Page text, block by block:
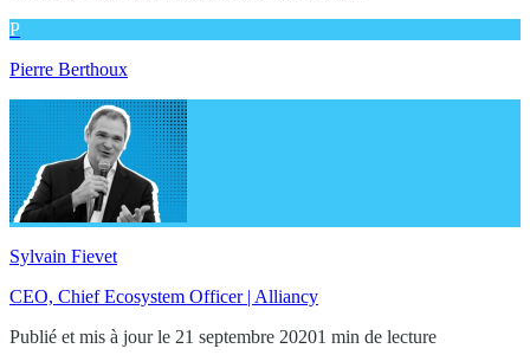
P
Pierre Berthoux
Sylvain Fievet
CEO, Chief Ecosystem Officer | Alliancy
Publié et mis à jour le 21 septembre 20201 min de lecture